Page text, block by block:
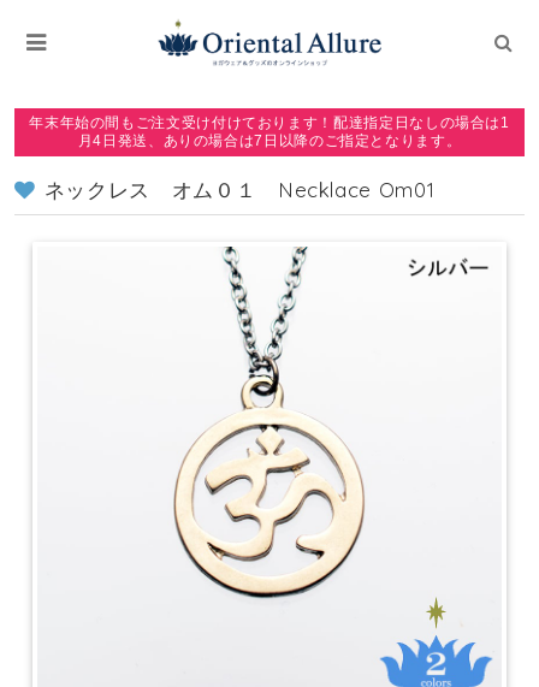
年末年始の間もご注文受け付けております！配達指定日なしの場合は1
月4日発送、ありの場合は7日以降のご指定となります。
ネックレス オム０１ Necklace Om01